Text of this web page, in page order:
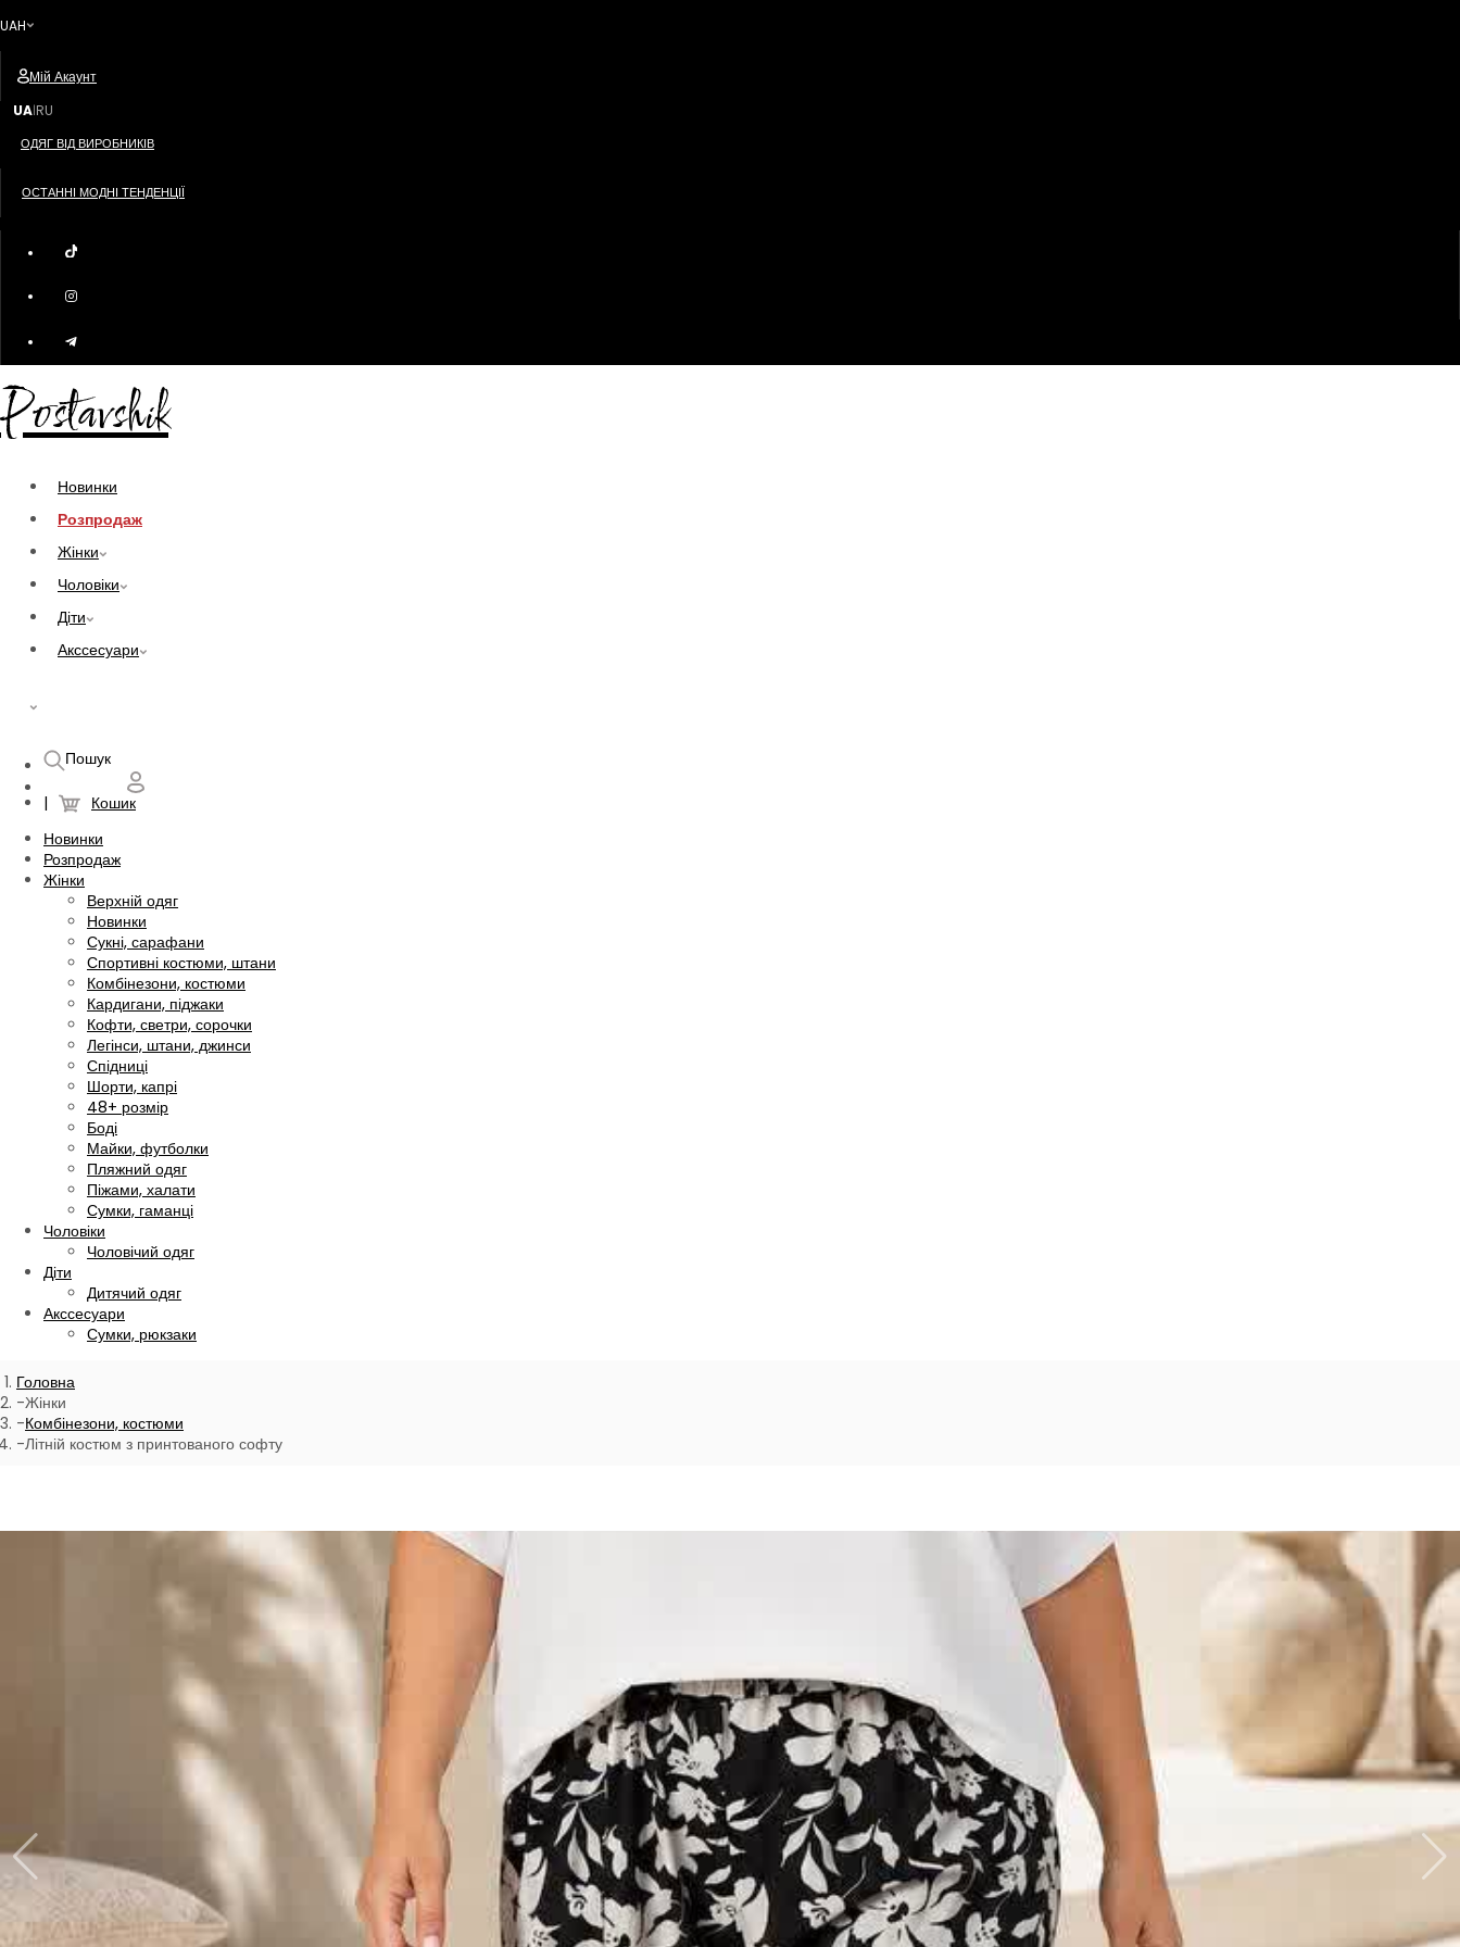
UAH
Мій Акаунт
UA|RU
ОДЯГ ВІД ВИРОБНИКІВ
ОСТАННІ МОДНІ ТЕНДЕНЦІЇ
Postavshik
Новинки
Розпродаж
Жінки
Чоловіки
Діти
Акссесуари
Пошук
Кошик
Новинки
Розпродаж
Жінки
Верхній одяг
Новинки
Сукні, сарафани
Спортивні костюми, штани
Комбінезони, костюми
Кардигани, піджаки
Кофти, светри, сорочки
Легінси, штани, джинси
Спідниці
Шорти, капрі
48+ розмір
Боді
Майки, футболки
Пляжний одяг
Піжами, халати
Сумки, гаманці
Чоловіки
Чоловічий одяг
Діти
Дитячий одяг
Акссесуари
Сумки, рюкзаки
Головна
Жінки
Комбінезони, костюми
Літній костюм з принтованого софту